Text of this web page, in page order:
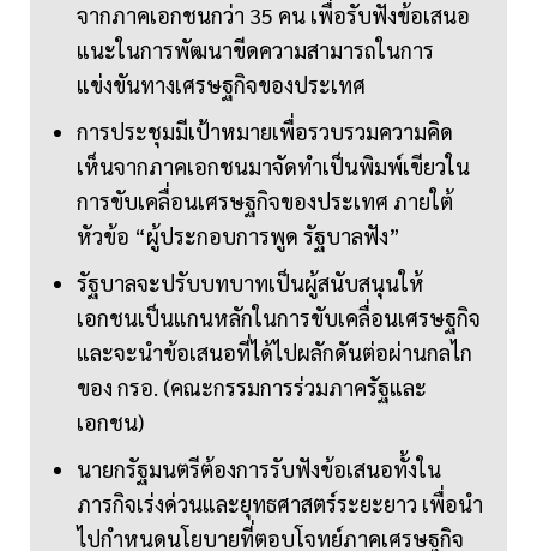
จากภาคเอกชนกว่า 35 คน เพื่อรับฟังข้อเสนอ
แนะในการพัฒนาขีดความสามารถในการ
แข่งขันทางเศรษฐกิจของประเทศ
การประชุมมีเป้าหมายเพื่อรวบรวมความคิด
เห็นจากภาคเอกชนมาจัดทำเป็นพิมพ์เขียวใน
การขับเคลื่อนเศรษฐกิจของประเทศ ภายใต้
หัวข้อ “ผู้ประกอบการพูด รัฐบาลฟัง”
รัฐบาลจะปรับบทบาทเป็นผู้สนับสนุนให้
เอกชนเป็นแกนหลักในการขับเคลื่อนเศรษฐกิจ
และจะนำข้อเสนอที่ได้ไปผลักดันต่อผ่านกลไก
ของ กรอ. (คณะกรรมการร่วมภาครัฐและ
เอกชน)
นายกรัฐมนตรีต้องการรับฟังข้อเสนอทั้งใน
ภารกิจเร่งด่วนและยุทธศาสตร์ระยะยาว เพื่อนำ
ไปกำหนดนโยบายที่ตอบโจทย์ภาคเศรษฐกิจ